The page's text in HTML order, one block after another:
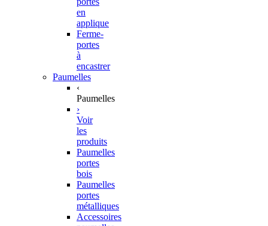
en
applique
Ferme-
portes
à
encastrer
Paumelles
‹
Paumelles
›
Voir
les
produits
Paumelles
portes
bois
Paumelles
portes
métalliques
Accessoires